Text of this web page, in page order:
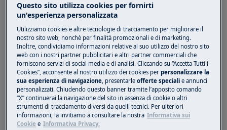
Si applica a
Frigoriferi, congelatori e congelatori
Soluzione
È possibile sostituire la guarnizione della porta
del vostro elettrodomestico se è disponibile
come ricambio, altrimenti potrebbe essere
necessario sostituire la porta completa. Se hai i
Questo sito utilizza cookies per fornirti
un'esperienza personalizzata
Utilizziamo cookies e altre tecnologie di tracciamento per migliorare il
nostro sito web, nonchè per finalità promozionali e di marketing.
Inoltre, condividiamo informazioni relative al suo utilizzo del nostro sito
web con i nostri partner pubblicitari e altri partner commerciali che
forniscono servizi di social media e di analisi. Cliccando su “Accetta Tutti i
Cookies”, acconsente al nostro utilizzo dei cookies perpersonalizzare la
sua esperienza di navigazione, presentarleofferte speciali e annunci
personalizzati. Chiudendo questo banner tramite l’apposito comando
“X” continuerai la navigazione del sito in assenza di cookie o altri
strumenti di tracciamento diversi da quelli tecnici. Per ulteriori
informazioni, la invitiamo a consultare la nostra Informativa sui
Cookie e Informativa Privacy.